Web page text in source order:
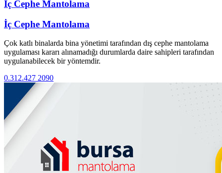
İç Cephe Mantolama
İç Cephe Mantolama
Çok katlı binalarda bina yönetimi tarafından dış cephe mantolama
uygulaması kararı alınamadığı durumlarda daire sahipleri tarafından
uygulanabilecek bir yöntemdir.
0.312.427 2090